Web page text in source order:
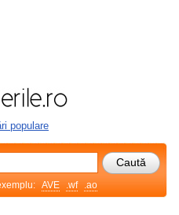
populare
AVE .wf .ao